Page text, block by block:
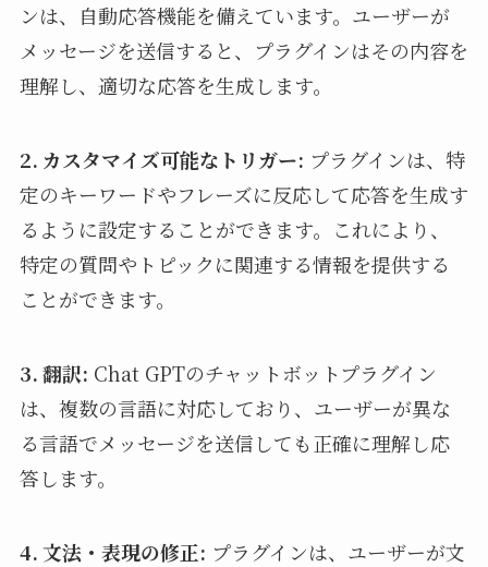
ンは、自動応答機能を備えています。ユーザーが
メッセージを送信すると、プラグインはその内容を
理解し、適切な応答を生成します。
2. カスタマイズ可能なトリガー: プラグインは、特
定のキーワードやフレーズに反応して応答を生成す
るように設定することができます。これにより、
特定の質問やトピックに関連する情報を提供する
ことができます。
3. 翻訳: Chat GPTのチャットボットプラグイン
は、複数の言語に対応しており、ユーザーが異な
る言語でメッセージを送信しても正確に理解し応
答します。
4. 文法・表現の修正: プラグインは、ユーザーが文